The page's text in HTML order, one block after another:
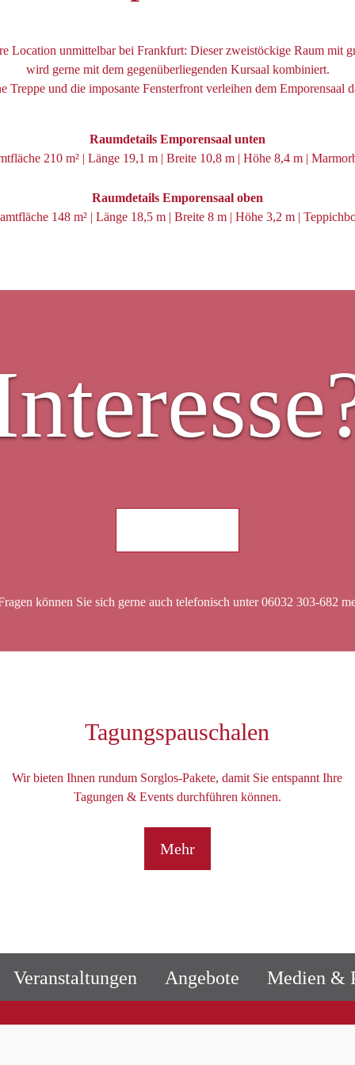
Location unmittelbar bei Frankfurt: Dieser zweistöckige Raum mit
wird gerne mit dem gegenüberliegenden Kursaal kombiniert.
Treppe und die imposante Fensterfront verleihen dem Emporensaal
Raumdetails Emporensaal unten
210 m² | Länge 19,1 m | Breite 10,8 m | Höhe 8,4 m |
Raumdetails Emporensaal oben
148 m² | Länge 18,5 m | Breite 8 m | Höhe 3,2 m |
können Sie sich gerne auch telefonisch unter 06032 303-682
Tagungspauschalen
Wir bieten Ihnen rundum Sorglos-Pakete, damit Sie entspannt Ihre
Tagungen & Events durchführen können.
Mehr
Veranstaltungen Angebote Medien &